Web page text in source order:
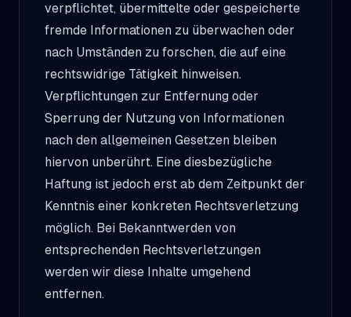
verpflichtet, übermittelte oder gespeicherte
fremde Informationen zu überwachen oder
nach Umständen zu forschen, die auf eine
rechtswidrige Tätigkeit hinweisen.
Verpflichtungen zur Entfernung oder
Sperrung der Nutzung von Informationen
nach den allgemeinen Gesetzen bleiben
hiervon unberührt. Eine diesbezügliche
Haftung ist jedoch erst ab dem Zeitpunkt der
Kenntnis einer konkreten Rechtsverletzung
möglich. Bei Bekanntwerden von
entsprechenden Rechtsverletzungen
werden wir diese Inhalte umgehend
entfernen.